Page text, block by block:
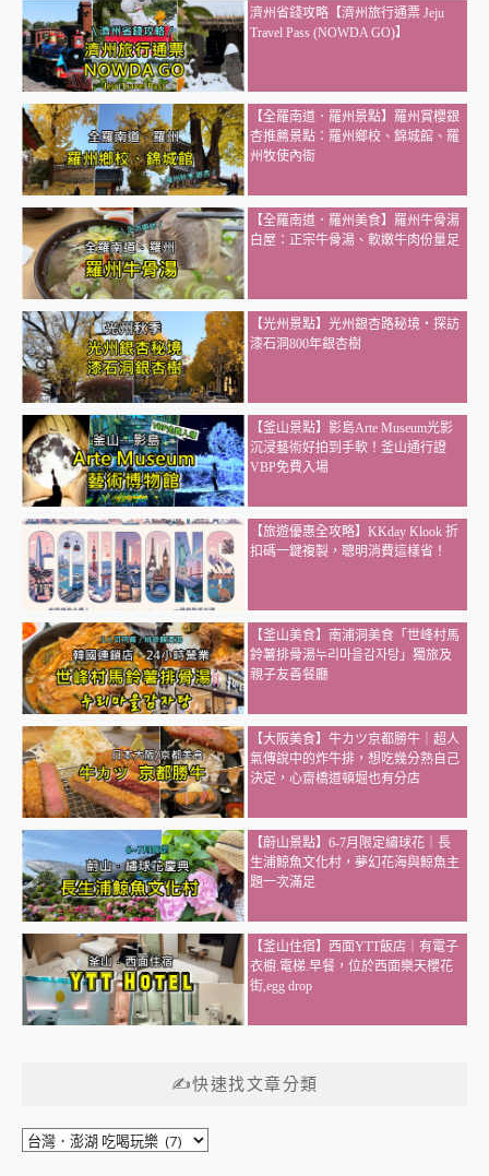
濟州省錢攻略【濟州旅行通票 Jeju
Travel Pass (NOWDA GO)】
【全羅南道．羅州景點】羅州賞櫻銀
杏推薦景點：羅州鄉校、錦城館、羅
州牧使內衙
【全羅南道．羅州美食】羅州牛骨湯
白屋：正宗牛骨湯、軟嫩牛肉份量足
【光州景點】光州銀杏路秘境・探訪
漆石洞800年銀杏樹
【釜山景點】影島Arte Museum光影
沉浸藝術好拍到手軟！釜山通行證
VBP免費入場
【旅遊優惠全攻略】KKday Klook 折
扣碼一鍵複製，聰明消費這樣省！
【釜山美食】南浦洞美食「世峰村馬
鈴薯排骨湯누리마을감자탕」獨旅及
親子友善餐廳
【大阪美食】牛カツ京都勝牛｜超人
氣傳說中的炸牛排，想吃幾分熟自己
決定，心齋橋道頓堀也有分店
【蔚山景點】6-7月限定繡球花｜長
生浦鯨魚文化村，夢幻花海與鯨魚主
題一次滿足
【釜山住宿】西面YTT飯店｜有電子
衣櫥.電梯.早餐，位於西面樂天櫻花
街,egg drop
✍快速找文章分類
✍